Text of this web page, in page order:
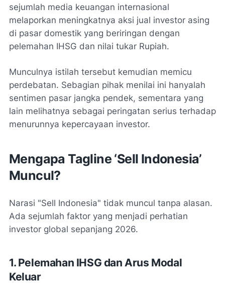
sejumlah media keuangan internasional
melaporkan meningkatnya aksi jual investor asing
di pasar domestik yang beriringan dengan
pelemahan IHSG dan nilai tukar Rupiah.
Munculnya istilah tersebut kemudian memicu
perdebatan. Sebagian pihak menilai ini hanyalah
sentimen pasar jangka pendek, sementara yang
lain melihatnya sebagai peringatan serius terhadap
menurunnya kepercayaan investor.
Mengapa Tagline ‘Sell Indonesia’
Muncul?
Narasi "Sell Indonesia" tidak muncul tanpa alasan.
Ada sejumlah faktor yang menjadi perhatian
investor global sepanjang 2026.
1. Pelemahan IHSG dan Arus Modal
Keluar